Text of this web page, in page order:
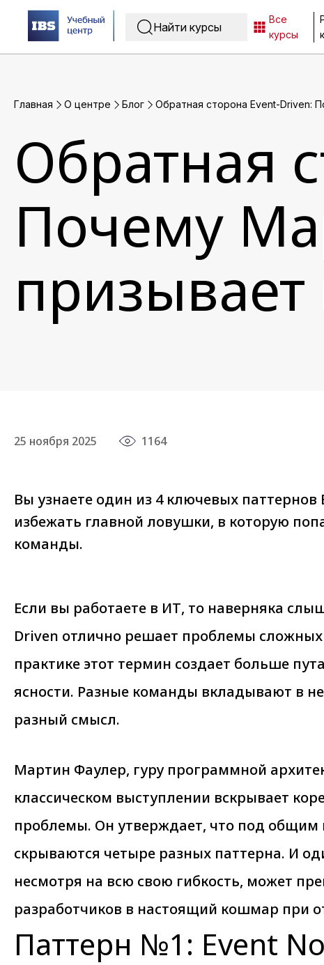
Все
курсы
Главная O центре Блог Обратная сторона Event-Driven:
Обратная
Почему
призывает
25 ноября 2025 1164
Вы узнаете один из 4 ключевых паттернов
избежать главной ловушки, в которую
команды.
Если вы работаете в ИТ, то наверняка
Driven отлично решает проблемы сложных
практике этот термин создает больше
ясности. Разные команды вкладывают в
разный смысл.
Мартин Фаулер, гуру программной
классическом выступлении вскрывает
проблемы. Он утверждает, что под общим
скрываются четыре разных паттерна. И
несмотря на всю свою гибкость, может
разработчиков в настоящий кошмар при
Паттерн №1: Event